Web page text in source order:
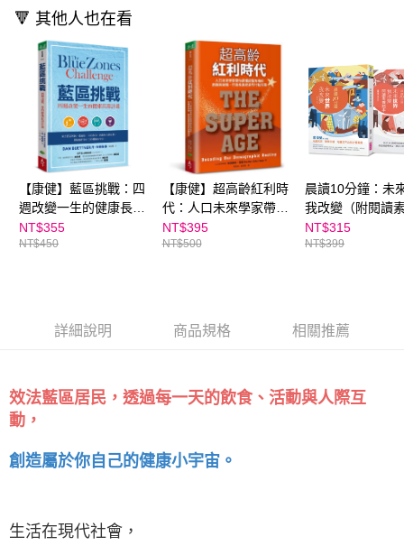
3.完整用戶服務條款，請詳閱以下連結：
【注意事項】
１．透過由恩沛科技股份有限公司提供之「AFTEE先享後付」服務完成之交
易，需依本服務之必要範圍內提供個人資料，並將交易相關給付款項請求債
權轉讓予恩沛科技股份有限公司。
２．關於個人資料處理事宜，請瀏覽以下網址：
https://aftee.tw/terms/#terms3
３．未成年的使用者請事先徵得法定代理人或監護人之同意方可使用
「AFTEE先享後付」，若未經同意申辦者引起之損失，本公司不負相關責
任。
４．使用「AFTEE先享後付」時，將依據個別帳號之用戶狀況，依本公司即
時審查核予不同之上限額度；若仍有額度不足之情形，本公司將視審查結果
請求用戶進行身份認證。
５．嚴禁一人註冊多個帳號或使用他人資訊註冊。若發現惡意使用之情形，
恩沛科技股份有限公司將有權停止該用戶之使用額度並採取法律行動。
🔻 其他人也在看
【康健】藍區挑戰：四
週改變一生的健康長壽
計畫｜親子家庭嚴選館
NT$355
NT$450
【康健】超高齡紅利時
代：人口未來學家帶你
讀懂銀髮海嘯的危機與
商機，打造長壽經濟的
NT$395
NT$500
晨讀10分鐘：未
我改變（附閱讀
本）
NT$315
NT$399
詳細說明 商品規格 相關推薦
效法藍區居民，透過每一天的飲食、活動與人際互
動，
創造屬於你自己的健康小宇宙。
生活在現代社會，